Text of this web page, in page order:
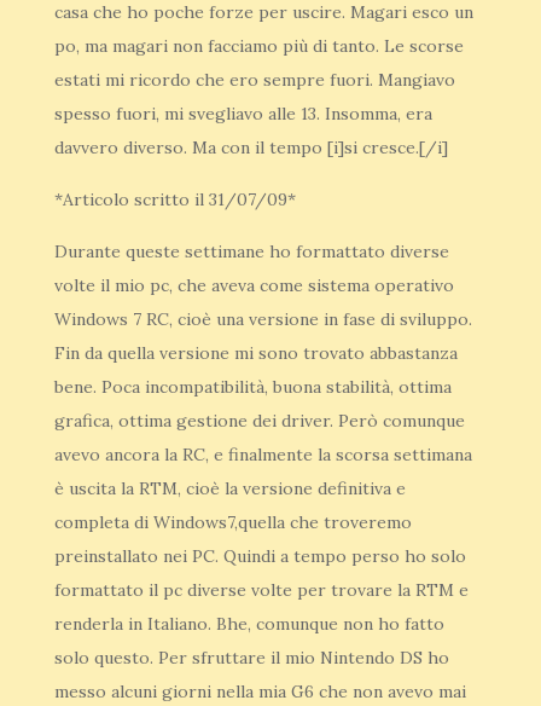
casa che ho poche forze per uscire. Magari esco un
po, ma magari non facciamo più di tanto. Le scorse
estati mi ricordo che ero sempre fuori. Mangiavo
spesso fuori, mi svegliavo alle 13. Insomma, era
davvero diverso. Ma con il tempo [i]si cresce.[/i]
*Articolo scritto il 31/07/09*
Durante queste settimane ho formattato diverse
volte il mio pc, che aveva come sistema operativo
Windows 7 RC, cioè una versione in fase di sviluppo.
Fin da quella versione mi sono trovato abbastanza
bene. Poca incompatibilità, buona stabilità, ottima
grafica, ottima gestione dei driver. Però comunque
avevo ancora la RC, e finalmente la scorsa settimana
è uscita la RTM, cioè la versione definitiva e
completa di Windows7,quella che troveremo
preinstallato nei PC. Quindi a tempo perso ho solo
formattato il pc diverse volte per trovare la RTM e
renderla in Italiano. Bhe, comunque non ho fatto
solo questo. Per sfruttare il mio Nintendo DS ho
messo alcuni giorni nella mia G6 che non avevo mai